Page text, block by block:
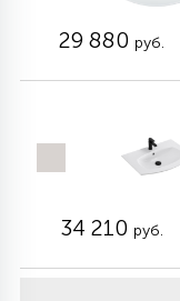
29 880 руб.
34 210 руб.